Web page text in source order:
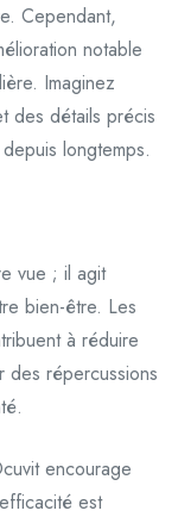
Cependant,
notable
Imaginez
des détails précis
longtemps.
vue ; il agit
bien-être. Les
à réduire
des répercussions
encourage
est